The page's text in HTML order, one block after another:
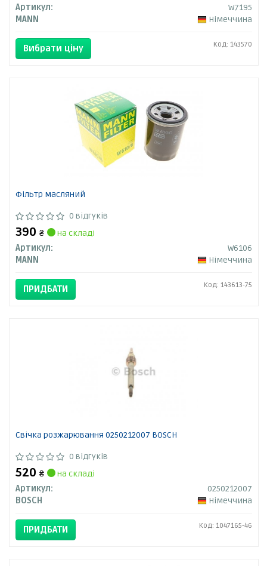
Артикул:
W7195
MANN
Німеччина
Вибрати ціну Код: 143570
Фільтр масляний
0 відгуків
390 ₴
на складі
Артикул:
W6106
MANN
Німеччина
ПРИДБАТИ Код: 143613-75
Свічка розжарювання 0250212007 BOSCH
0 відгуків
520 ₴
на складі
Артикул:
0250212007
BOSCH
Німеччина
ПРИДБАТИ Код: 1047165-46